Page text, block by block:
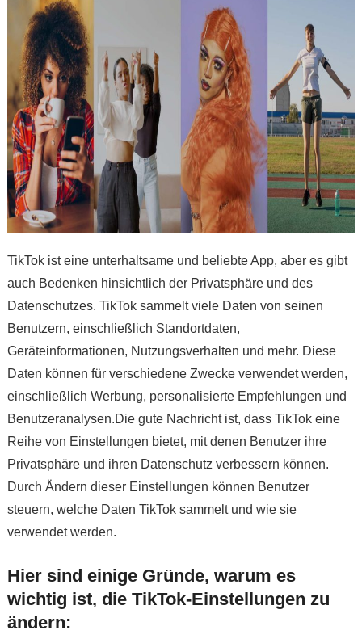
TikTok ist eine unterhaltsame und beliebte App, aber es gibt
auch Bedenken hinsichtlich der Privatsphäre und des
Datenschutzes. TikTok sammelt viele Daten von seinen
Benutzern, einschließlich Standortdaten,
Geräteinformationen, Nutzungsverhalten und mehr. Diese
Daten können für verschiedene Zwecke verwendet werden,
einschließlich Werbung, personalisierte Empfehlungen und
Benutzeranalysen.Die gute Nachricht ist, dass TikTok eine
Reihe von Einstellungen bietet, mit denen Benutzer ihre
Privatsphäre und ihren Datenschutz verbessern können.
Durch Ändern dieser Einstellungen können Benutzer
steuern, welche Daten TikTok sammelt und wie sie
verwendet werden.
Hier sind einige Gründe, warum es
wichtig ist, die TikTok-Einstellungen zu
ändern: